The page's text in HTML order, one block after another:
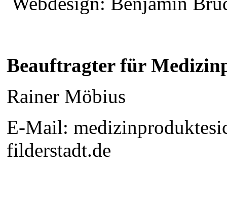
Beauftragter für
Rainer Möbius
E-Mail:
filderstadt.de